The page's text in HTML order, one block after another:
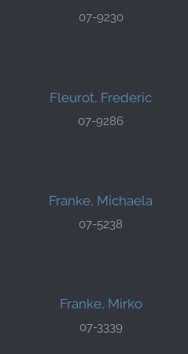
07-9230
Fleurot, Frederic
07-9286
Franke, Michaela
07-5238
Franke, Mirko
07-3339